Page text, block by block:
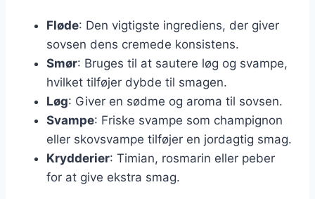
Fløde: Den vigtigste ingrediens, der giver
sovsen dens cremede konsistens.
Smør: Bruges til at sautere løg og svampe,
hvilket tilføjer dybde til smagen.
Løg: Giver en sødme og aroma til sovsen.
Svampe: Friske svampe som champignon
eller skovsvampe tilføjer en jordagtig smag.
Krydderier: Timian, rosmarin eller peber
for at give ekstra smag.